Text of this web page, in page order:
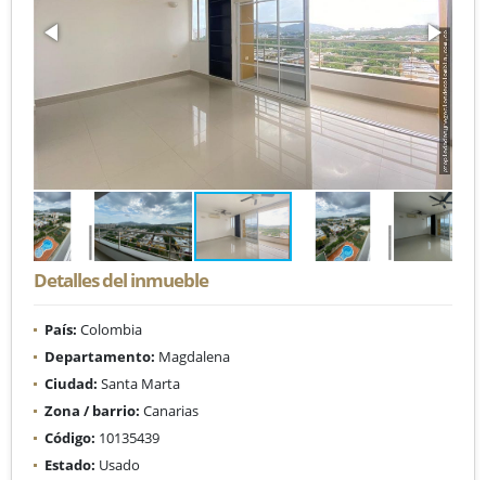
Detalles del inmueble
País: Colombia
Departamento: Magdalena
Ciudad: Santa Marta
Zona / barrio: Canarias
Código: 10135439
Estado: Usado